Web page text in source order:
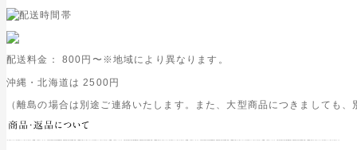
配送料金： 800円 〜※地域により異なります。
沖縄・北海道は 2500円
（離島の場合は別途ご連絡いたします。また、大型商品につきましても